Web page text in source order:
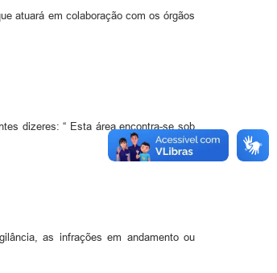
atuará em colaboração com os órgãos
dizeres: “ Esta área encontra-se sob
as infrações em andamento ou